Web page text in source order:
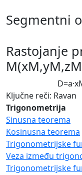
Segmentni
Rastojanje
M(xM,yM,zM
D=a·x
Ključne reči: Ravan
Trigonometrija
Sinusna teorema
Kosinusna teorema
Trigonometrijske
Veza između
Trigonometrijske